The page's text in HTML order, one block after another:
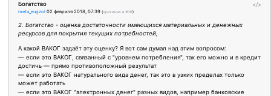
</>
Богатство
meta_eugzol 02 февраля 2018, 07:39 (оригинал в ЖЖ)
2. Богатство - оценка достаточности имеющихся материальных и денежных
ресурсов для покрытия текущих потребностей,
А какой ВАКОГ задаёт эту оценку? Я вот сам думал над этим вопросом:
— если это ВАКОГ, связанный с "уровнем потребления", так его можно и в кредит
достичь — прямо противоположный результат
— если это ВАКОГ натурального вида денег, так это в узких пределах только
может работать
— если это ВАКОГ "электронных денег" разных видов, например банковские